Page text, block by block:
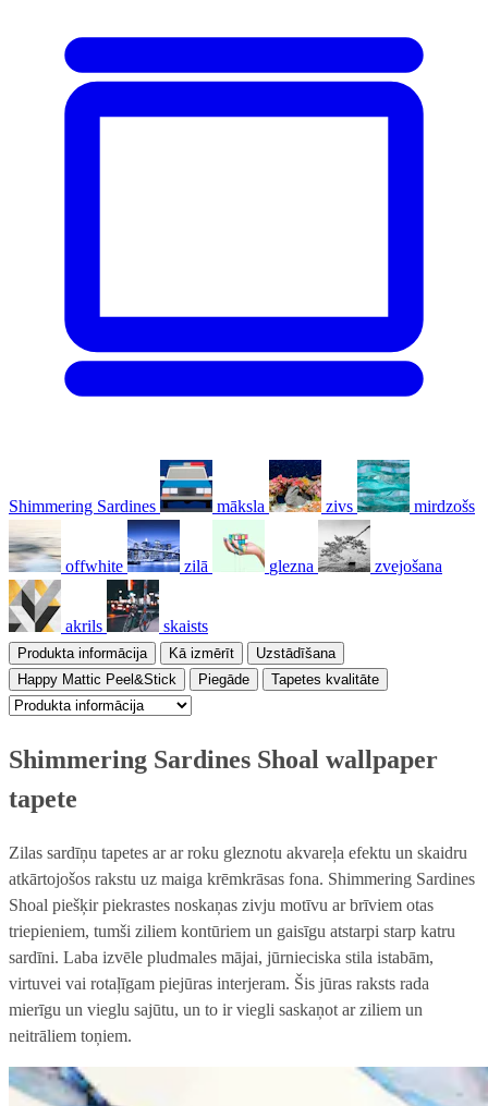
Shimmering Sardines māksla zivs mirdzošs
offwhite zilā glezna zvejošana
akrils skaists
Produkta informācija Kā izmērīt
Uzstādīšana
Happy Mattic Peel&Stick
Piegāde Tapetes kvalitāte
Shimmering Sardines Shoal wallpaper
tapete
Zilas sardīņu tapetes ar ar roku gleznotu akvareļa efektu un skaidru
atkārtojošos rakstu uz maiga krēmkrāsas fona. Shimmering Sardines
Shoal piešķir piekrastes noskaņas zivju motīvu ar brīviem otas
triepieniem, tumši ziliem kontūriem un gaisīgu atstarpi starp katru
sardīni. Laba izvēle pludmales mājai, jūrnieciska stila istabām,
virtuvei vai rotaļīgam piejūras interjeram. Šis jūras raksts rada
mierīgu un vieglu sajūtu, un to ir viegli saskaņot ar ziliem un
neitrāliem toņiem.